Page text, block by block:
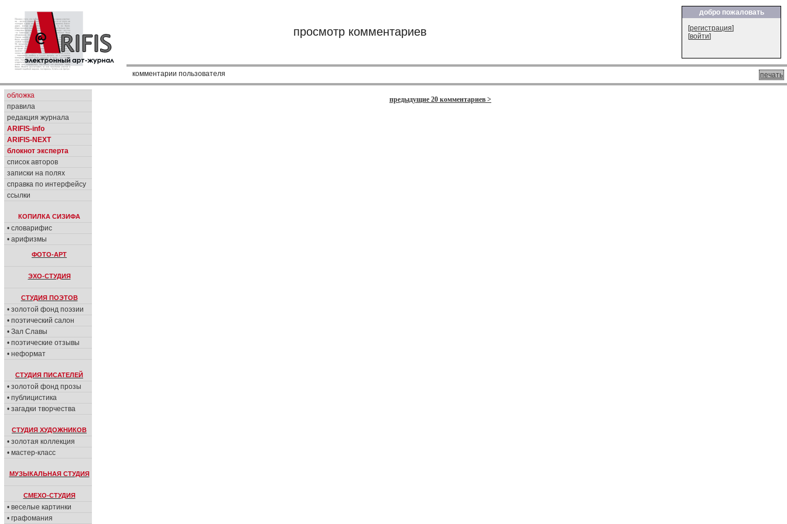
просмотр комментариев
добро пожаловать
[регистрация]
[войти]
печать
комментарии пользователя
обложка
правила
редакция журнала
ARIFIS-info
ARIFIS-NEXT
блокнот эксперта
список авторов
записки на полях
справка по интерфейсу
ссылки
КОПИЛКА СИЗИФА
• словарифис
• арифизмы
ФОТО-АРТ
ЭХО-СТУДИЯ
СТУДИЯ ПОЭТОВ
• золотой фонд поэзии
• поэтический салон
• Зал Славы
• поэтические отзывы
• неформат
СТУДИЯ ПИСАТЕЛЕЙ
• золотой фонд прозы
• публицистика
• загадки творчества
СТУДИЯ ХУДОЖНИКОВ
• золотая коллекция
• мастер-класс
МУЗЫКАЛЬНАЯ СТУДИЯ
СМЕХО-СТУДИЯ
• веселые картинки
• графомания
предыдущие 20 комментариев >